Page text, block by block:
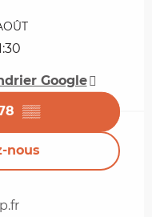
Google
▒▒
nous